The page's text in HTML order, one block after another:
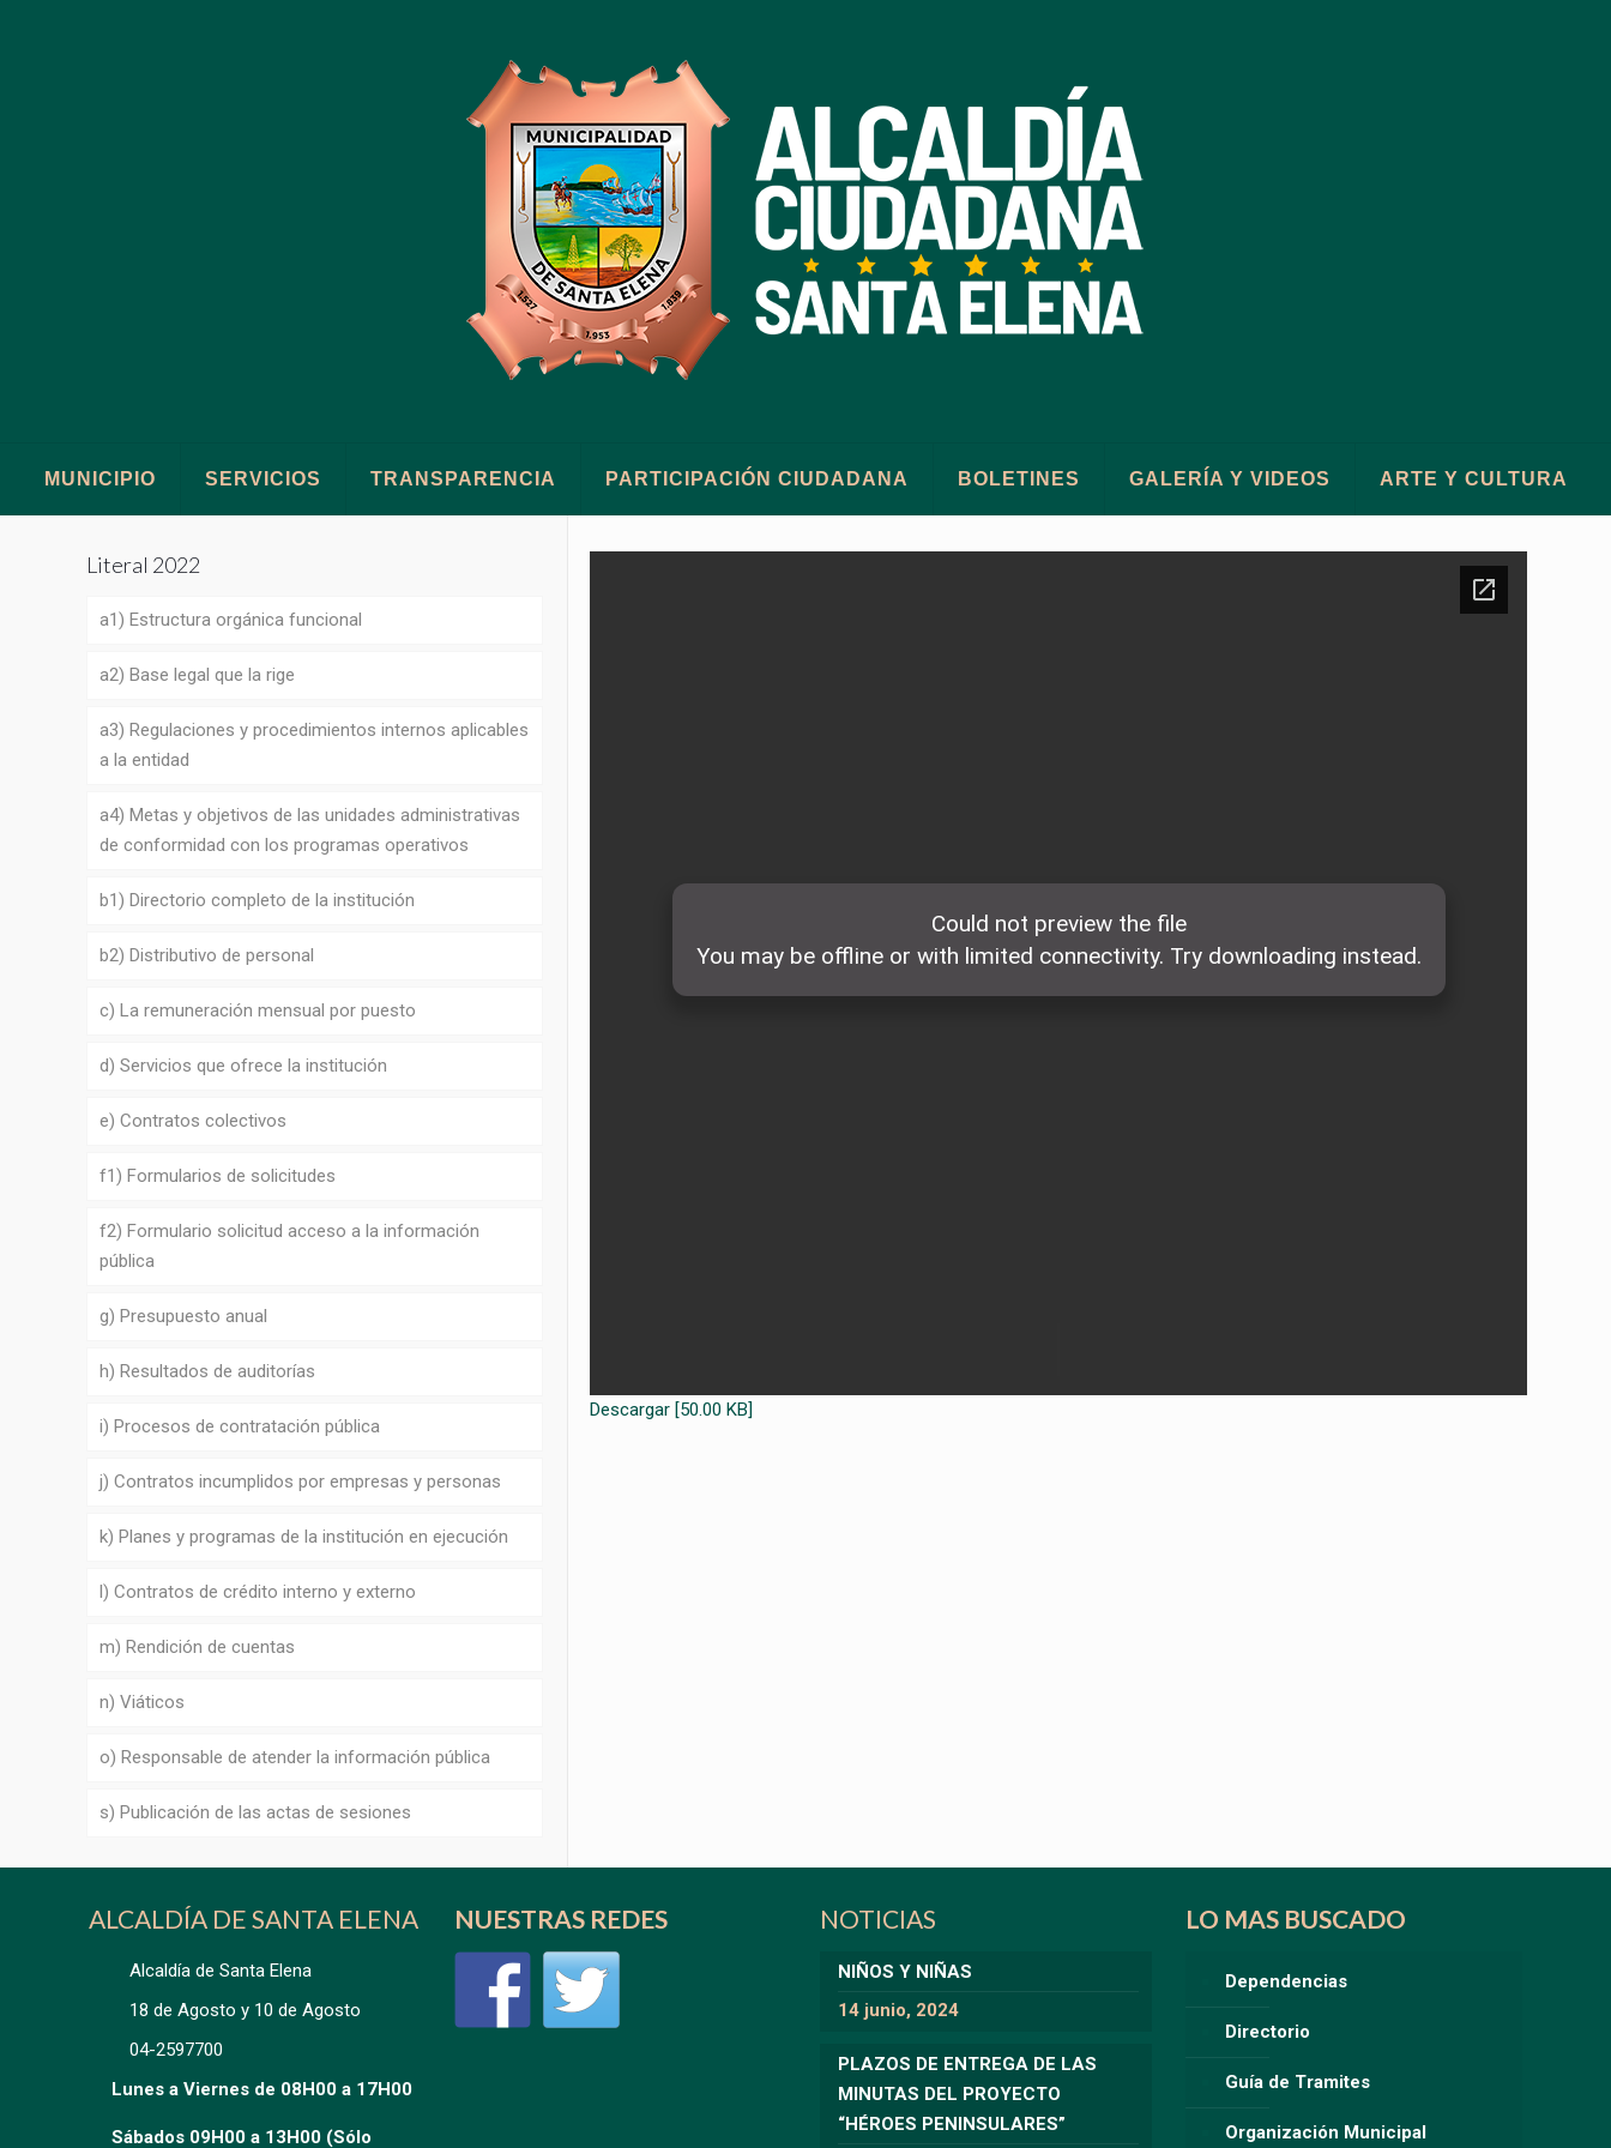
MUNICIPIO SERVICIOS TRANSPARENCIA PARTICIPACIÓN CIUDADANA BOLETINES GALERÍA Y VIDEOS ARTE Y CULTURA
Descargar [50.00 KB]
Literal 2022
a1) Estructura orgánica funcional
a2) Base legal que la rige
a3) Regulaciones y procedimientos internos aplicables
a la entidad
a4) Metas y objetivos de las unidades administrativas
de conformidad con los programas operativos
b1) Directorio completo de la institución
b2) Distributivo de personal
c) La remuneración mensual por puesto
d) Servicios que ofrece la institución
e) Contratos colectivos
f1) Formularios de solicitudes
f2) Formulario solicitud acceso a la información
pública
g) Presupuesto anual
h) Resultados de auditorías
i) Procesos de contratación pública
j) Contratos incumplidos por empresas y personas
k) Planes y programas de la institución en ejecución
l) Contratos de crédito interno y externo
m) Rendición de cuentas
n) Viáticos
o) Responsable de atender la información pública
s) Publicación de las actas de sesiones
ALCALDÍA DE SANTA ELENA
Alcaldía de Santa Elena
18 de Agosto y 10 de Agosto
04-2597700
Lunes a Viernes de 08H00 a 17H00
Sábados 09H00 a 13H00 (Sólo
NUESTRAS REDES NOTICIAS
NIÑOS Y NIÑAS
14 junio, 2024
PLAZOS DE ENTREGA DE LAS
MINUTAS DEL PROYECTO
“HÉROES PENINSULARES”
LO MAS BUSCADO
Dependencias
Directorio
Guía de Tramites
Organización Municipal